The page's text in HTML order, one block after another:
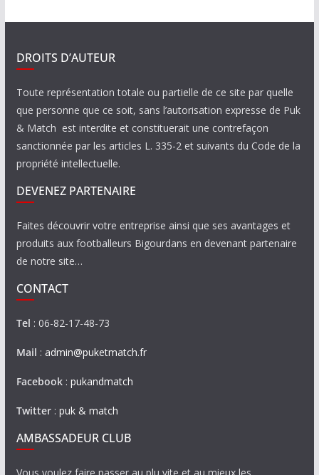
DROITS D’AUTEUR
Toute représentation totale ou partielle de ce site par quelle
que personne que ce soit, sans l’autorisation expresse de Puk
& Match est interdite et constituerait une contrefaçon
sanctionnée par les articles L. 335-2 et suivants du Code de la
propriété intellectuelle.
DEVENEZ PARTENAIRE
Faites découvrir votre entreprise ainsi que ses avantages et
produits aux footballeurs Bigourdans en devenant partenaire
de notre site…
CONTACT
Tel : 06-82-17-48-73
Mail : admin@puketmatch.fr
Facebook: pukandmatch
Twitter: puk & match
AMBASSADEUR CLUB